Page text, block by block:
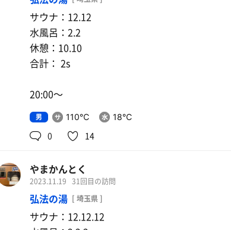
サウナ：12.12
水風呂：2.2
休憩：10.10
合計： 2s
20:00〜
男 110℃ 18℃
0 14
やまかんとく
2023.11.19 31回目の訪問
弘法の湯 [ 埼玉県 ]
サウナ：12.12.12